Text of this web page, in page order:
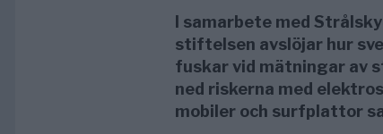
I samarbete med
stiftelsen avslöjar hur
fuskar vid mätningar av
ned riskerna med
mobiler och surfplattor